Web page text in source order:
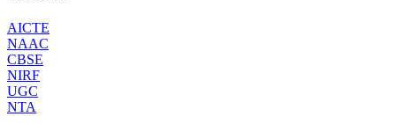
AICTE
NAAC
CBSE
NIRF
UGC
NTA